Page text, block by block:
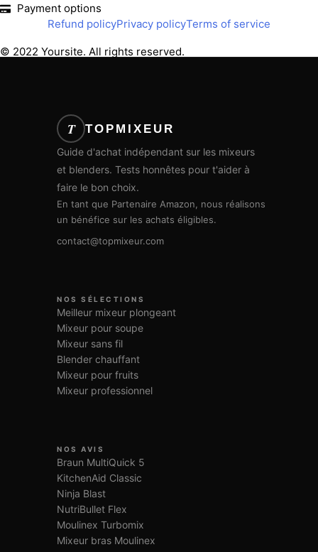
Payment options
Refund policyPrivacy policyTerms of service
© 2022 Yoursite. All rights reserved.
T TOPMIXEUR
Guide d'achat indépendant sur les mixeurs
et blenders. Tests honnêtes pour t'aider à
faire le bon choix.
En tant que Partenaire Amazon, nous réalisons
un bénéfice sur les achats éligibles.
contact@topmixeur.com
NOS SÉLECTIONS
Meilleur mixeur plongeant
Mixeur pour soupe
Mixeur sans fil
Blender chauffant
Mixeur pour fruits
Mixeur professionnel
NOS AVIS
Braun MultiQuick 5
KitchenAid Classic
Ninja Blast
NutriBullet Flex
Moulinex Turbomix
Mixeur bras Moulinex